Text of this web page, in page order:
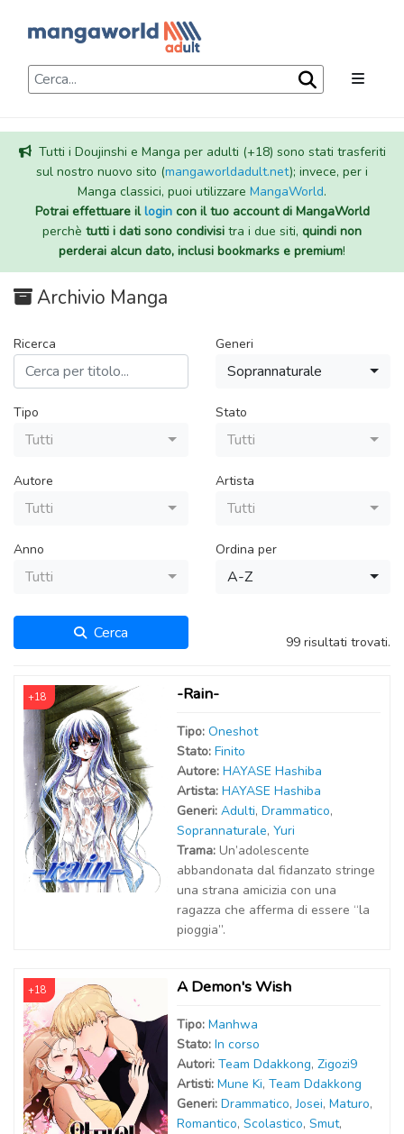
Tutti i Doujinshi e Manga per adulti (+18) sono stati trasferiti
sul nostro nuovo sito (mangaworldadult.net); invece, per i
Manga classici, puoi utilizzare MangaWorld.
Potrai effettuare illogincon il tuo account di MangaWorld
perchè tutti i dati sono condivisi tra i due siti, quindi non
perderai alcun dato, inclusi bookmarks e premium!
Archivio Manga
Ricerca Generi
Soprannaturale
Tipo
Tutti
Stato
Tutti
Autore
Tutti
Artista
Tutti
Anno
Tutti
Ordina per
A-Z
Cerca 99 risultati trovati.
+18 -Rain-
Tipo: Oneshot
Stato: Finito
Autore: HAYASE Hashiba
Artista: HAYASE Hashiba
Generi: Adulti, Drammatico,
Soprannaturale, Yuri
Trama: Un’adolescente
abbandonata dal fidanzato stringe
una strana amicizia con una
ragazza che afferma di essere “la
pioggia”.
+18 A Demon's Wish
Tipo: Manhwa
Stato: In corso
Autori: Team Ddakkong, Zigozi9
Artisti: Mune Ki, Team Ddakkong
Generi: Drammatico,Josei, Maturo,
Romantico, Scolastico, Smut,